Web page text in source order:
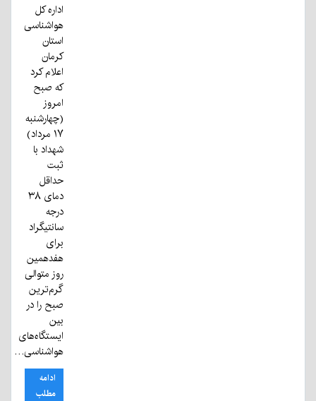
اداره کل
هواشناسی
استان
کرمان
اعلام کرد
که صبح
امروز
(چهارشنبه
۱۷ مرداد)
شهداد با
ثبت
حداقل
دمای ۳۸
درجه
سانتیگراد
برای
هفدهمین
روز متوالی
گرم‌ترین
صبح را در
بین
ایستگاه‌های
هواشناسی…
ادامه
مطلب